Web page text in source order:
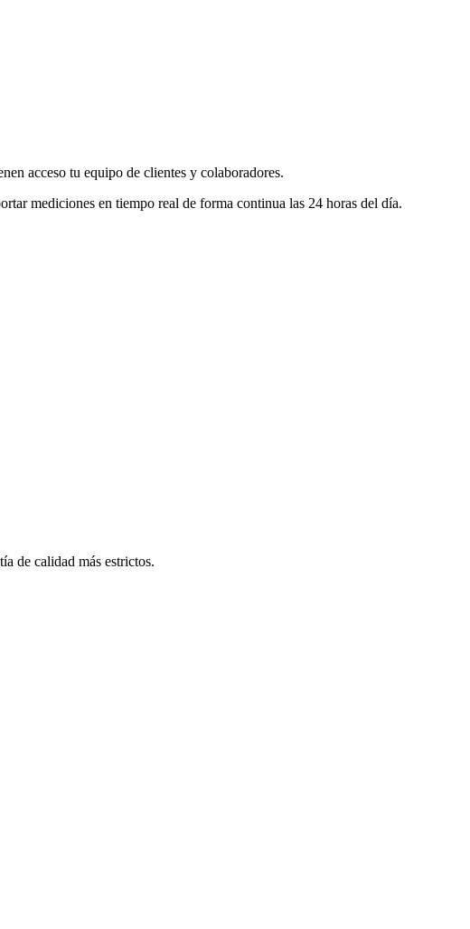
acceso tu equipo de clientes y colaboradores.
mediciones en tiempo real de forma continua las 24 horas del día.
de calidad más estrictos.